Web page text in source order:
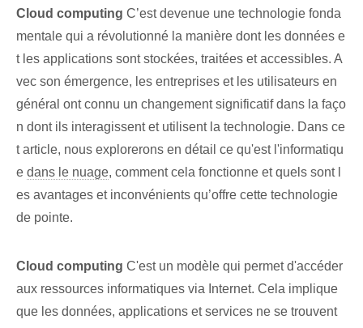
Cloud computing C’est devenue une technologie fonda
mentale qui a révolutionné la manière dont les données e
t les applications sont stockées, traitées et accessibles. A
vec son émergence, les entreprises et les utilisateurs en
général ont connu un changement significatif dans la faço
n dont ils interagissent et utilisent la technologie. Dans ce
t article, nous explorerons en détail ce qu'est l'informatiqu
e dans le nuage, comment cela fonctionne et quels sont l
es ‌avantages et inconvénients qu’offre cette technologie
de pointe.
Cloud computing C'est un modèle qui permet d'accéder
aux ressources informatiques via Internet. Cela implique
que les données, applications et services ne se trouvent